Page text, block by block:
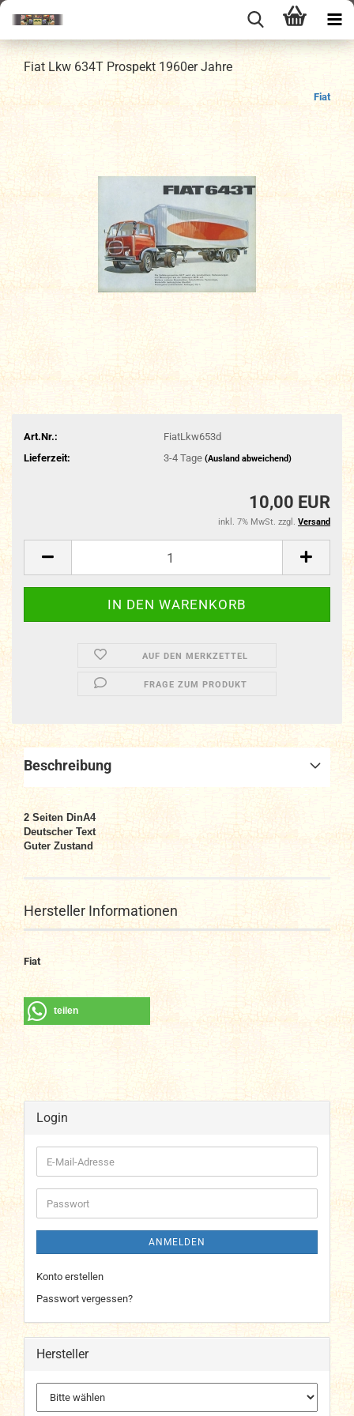
Fiat Lkw 634T Prospekt 1960er Jahre
Fiat
Art.Nr.:
FiatLkw653d
Lieferzeit:
3-4 Tage (Ausland abweichend)
10,00 EUR
inkl. 7% MwSt. zzgl. Versand
AUF DEN MERKZETTEL
FRAGE ZUM PRODUKT
Beschreibung
2 Seiten DinA4
Deutscher Text
Guter Zustand
Hersteller Informationen
Fiat
teilen
Login
E-
Mail-
Adresse
Passwort
ANMELDEN
Konto erstellen
Passwort vergessen?
Hersteller